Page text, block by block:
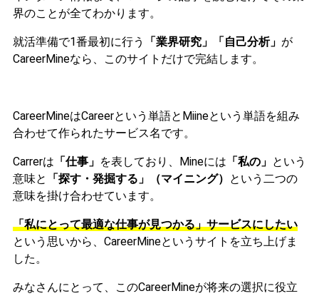
界のことが全てわかります。
就活準備で1番最初に行う 「業界研究」「自己分析」 が
CareerMineなら、このサイトだけで完結します。
CareerMineはCareerという単語とMiineという単語を組み
合わせて作られたサービス名です。
Carrerは 「仕事」 を表しており、Mineには 「私の」 という
意味と
「探す・発掘する」（マイニング） という二つの
意味を掛け合わせています。
「私にとって最適な仕事が見つかる」サービスにしたい
という思いから、CareerMineというサイトを立ち上げま
した。
みなさんにとって、このCareerMineが将来の選択に役立